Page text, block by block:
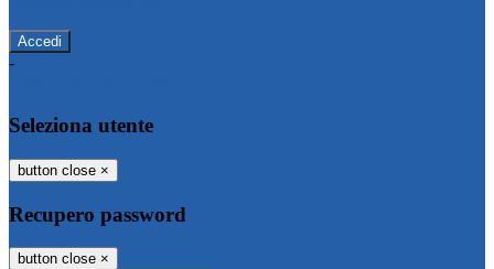
-
Seleziona utente
button close ×
Recupero password
button close ×